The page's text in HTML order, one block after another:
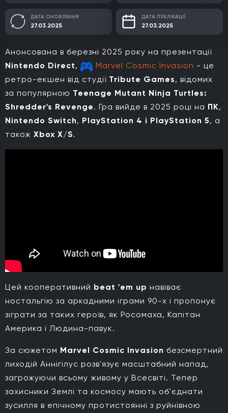
ДАТА ОНОВЛЕННЯ
27.03.2025
ДАТА ПУБЛІКАЦІЇ
27.03.2025
Анонсована в березні 2025 року на презентації
Nintendo Direct, Marvel Cosmic Invasion - це
ретро-екшен від студії Tribute Games, відомих
за популярною Teenage Mutant Ninja Turtles:
Shredder's Revenge. Гра вийде в 2025 році на ПК,
Nintendo Switch, PlayStation 4 і PlayStation 5, а
також Xbox X/S.
Цей кооперативний beat 'em up навіває
ностальгію за аркадними іграми 90-х і пропонує
зіграти за таких героїв, як Росомаха, Капітан
Америка і Людина-павук.
За сюжетом Marvel Cosmic Invasion безсмертний
лиходій Аннігілус розв'язує масштабний напад,
загрожуючи всьому живому у Всесвіті. Тепер
захисники Землі та космосу мають об'єднати
зусилля в епічному протистоянні з руйнівною